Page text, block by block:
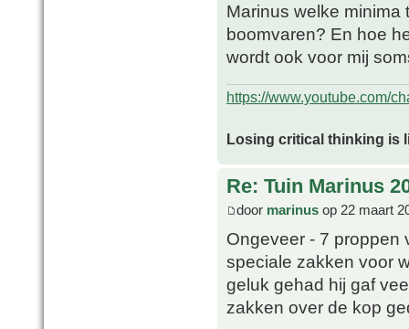
Marinus welke minima
boomvaren? En hoe
wordt ook voor mij
https://www.youtube.com/
Losing critical thinking is
Re: Tuin Marinus
door marinus op 22 maart
Ongeveer - 7 proppen
speciale zakken voor
geluk gehad hij gaf
zakken over de kop